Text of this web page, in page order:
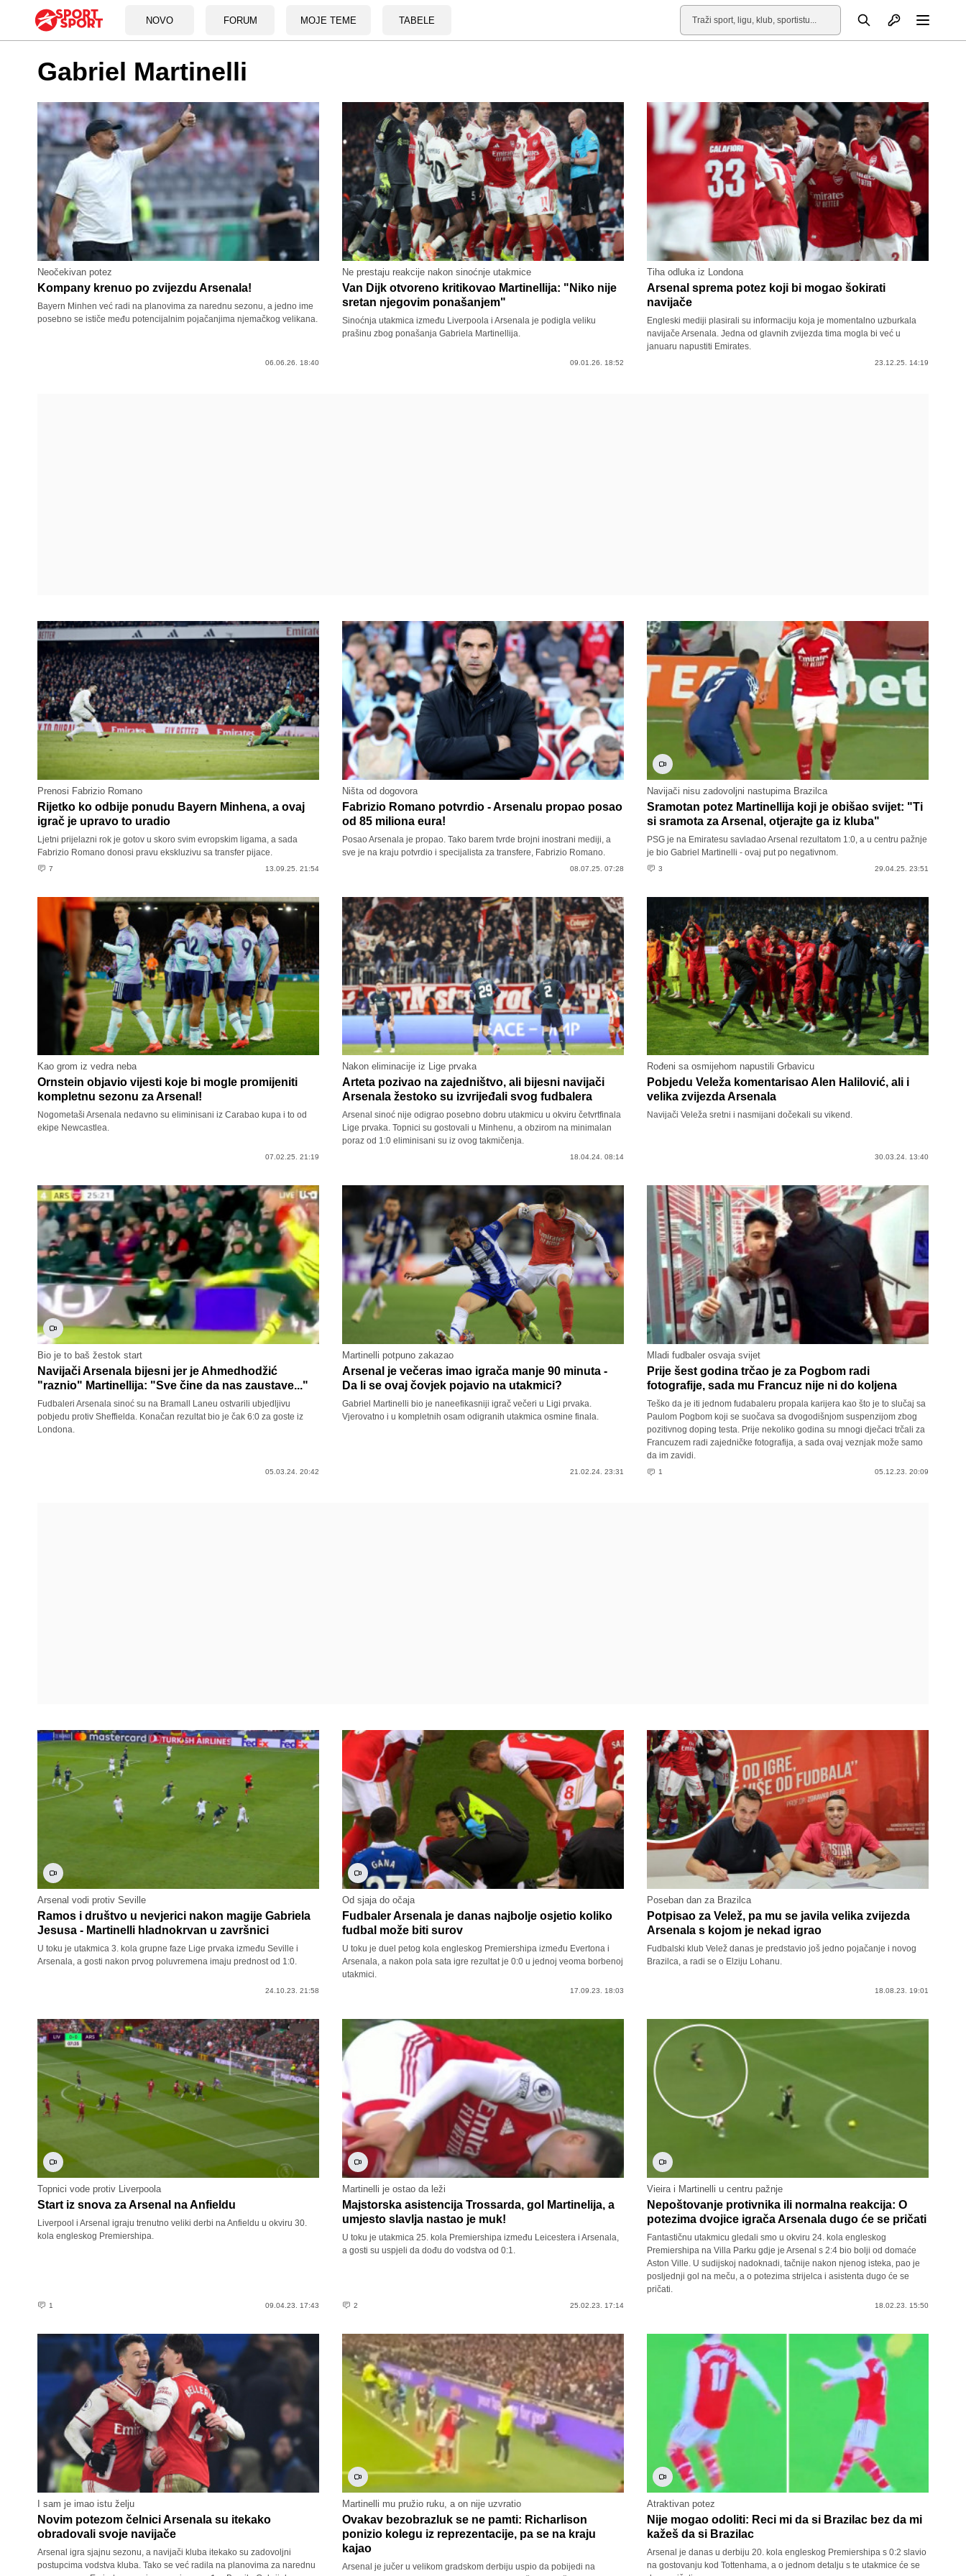
NOVO FORUM MOJE TEME TABELE
Pretraga Otvori profil
Gabriel Martinelli
Neočekivan potez
Kompany krenuo po zvijezdu Arsenala!
Bayern Minhen već radi na planovima za narednu sezonu, a jedno ime
posebno se ističe među potencijalnim pojačanjima njemačkog velikana.
06.06.26. 18:40
Ne prestaju reakcije nakon sinoćnje utakmice
Van Dijk otvoreno kritikovao Martinellija: "Niko nije
sretan njegovim ponašanjem"
Sinoćnja utakmica između Liverpoola i Arsenala je podigla veliku
prašinu zbog ponašanja Gabriela Martinellija.
09.01.26. 18:52
Tiha odluka iz Londona
Arsenal sprema potez koji bi mogao šokirati
navijače
Engleski mediji plasirali su informaciju koja je momentalno uzburkala
navijače Arsenala. Jedna od glavnih zvijezda tima mogla bi već u
januaru napustiti Emirates.
23.12.25. 14:19
Prenosi Fabrizio Romano
Rijetko ko odbije ponudu Bayern Minhena, a ovaj
igrač je upravo to uradio
Ljetni prijelazni rok je gotov u skoro svim evropskim ligama, a sada
Fabrizio Romano donosi pravu ekskluzivu sa transfer pijace.
7 13.09.25. 21:54
Ništa od dogovora
Fabrizio Romano potvrdio - Arsenalu propao posao
od 85 miliona eura!
Posao Arsenala je propao. Tako barem tvrde brojni inostrani mediji, a
sve je na kraju potvrdio i specijalista za transfere, Fabrizio Romano.
08.07.25. 07:28
Navijači nisu zadovoljni nastupima Brazilca
Sramotan potez Martinellija koji je obišao svijet: "Ti
si sramota za Arsenal, otjerajte ga iz kluba"
PSG je na Emiratesu savladao Arsenal rezultatom 1:0, a u centru pažnje
je bio Gabriel Martinelli - ovaj put po negativnom.
3 29.04.25. 23:51
Kao grom iz vedra neba
Ornstein objavio vijesti koje bi mogle promijeniti
kompletnu sezonu za Arsenal!
Nogometaši Arsenala nedavno su eliminisani iz Carabao kupa i to od
ekipe Newcastlea.
07.02.25. 21:19
Nakon eliminacije iz Lige prvaka
Arteta pozivao na zajedništvo, ali bijesni navijači
Arsenala žestoko su izvrijeđali svog fudbalera
Arsenal sinoć nije odigrao posebno dobru utakmicu u okviru četvrtfinala
Lige prvaka. Topnici su gostovali u Minhenu, a obzirom na minimalan
poraz od 1:0 eliminisani su iz ovog takmičenja.
18.04.24. 08:14
Rođeni sa osmijehom napustili Grbavicu
Pobjedu Veleža komentarisao Alen Halilović, ali i
velika zvijezda Arsenala
Navijači Veleža sretni i nasmijani dočekali su vikend.
30.03.24. 13:40
Bio je to baš žestok start
Navijači Arsenala bijesni jer je Ahmedhodžić
"raznio" Martinellija: "Sve čine da nas zaustave..."
Fudbaleri Arsenala sinoć su na Bramall Laneu ostvarili ubjedljivu
pobjedu protiv Sheffielda. Konačan rezultat bio je čak 6:0 za goste iz
Londona.
05.03.24. 20:42
Martinelli potpuno zakazao
Arsenal je večeras imao igrača manje 90 minuta -
Da li se ovaj čovjek pojavio na utakmici?
Gabriel Martinelli bio je naneefikasniji igrač večeri u Ligi prvaka.
Vjerovatno i u kompletnih osam odigranih utakmica osmine finala.
21.02.24. 23:31
Mladi fudbaler osvaja svijet
Prije šest godina trčao je za Pogbom radi
fotografije, sada mu Francuz nije ni do koljena
Teško da je iti jednom fudabaleru propala karijera kao što je to slučaj sa
Paulom Pogbom koji se suočava sa dvogodišnjom suspenzijom zbog
pozitivnog doping testa. Prije nekoliko godina su mnogi dječaci trčali za
Francuzem radi zajedničke fotografija, a sada ovaj veznjak može samo
da im zavidi.
1 05.12.23. 20:09
Arsenal vodi protiv Seville
Ramos i društvo u nevjerici nakon magije Gabriela
Jesusa - Martinelli hladnokrvan u završnici
U toku je utakmica 3. kola grupne faze Lige prvaka između Seville i
Arsenala, a gosti nakon prvog poluvremena imaju prednost od 1:0.
24.10.23. 21:58
Od sjaja do očaja
Fudbaler Arsenala je danas najbolje osjetio koliko
fudbal može biti surov
U toku je duel petog kola engleskog Premiershipa između Evertona i
Arsenala, a nakon pola sata igre rezultat je 0:0 u jednoj veoma borbenoj
utakmici.
17.09.23. 18:03
Poseban dan za Brazilca
Potpisao za Velež, pa mu se javila velika zvijezda
Arsenala s kojom je nekad igrao
Fudbalski klub Velež danas je predstavio još jedno pojačanje i novog
Brazilca, a radi se o Elziju Lohanu.
18.08.23. 19:01
Topnici vode protiv Liverpoola
Start iz snova za Arsenal na Anfieldu
Liverpool i Arsenal igraju trenutno veliki derbi na Anfieldu u okviru 30.
kola engleskog Premiershipa.
1 09.04.23. 17:43
Martinelli je ostao da leži
Majstorska asistencija Trossarda, gol Martinelija, a
umjesto slavlja nastao je muk!
U toku je utakmica 25. kola Premiershipa između Leicestera i Arsenala,
a gosti su uspjeli da dođu do vodstva od 0:1.
2 25.02.23. 17:14
Vieira i Martinelli u centru pažnje
Nepoštovanje protivnika ili normalna reakcija: O
potezima dvojice igrača Arsenala dugo će se pričati
Fantastičnu utakmicu gledali smo u okviru 24. kola engleskog
Premiershipa na Villa Parku gdje je Arsenal s 2:4 bio bolji od domaće
Aston Ville. U sudijskoj nadoknadi, tačnije nakon njenog isteka, pao je
posljednji gol na meču, a o potezima strijelca i asistenta dugo će se
pričati.
18.02.23. 15:50
I sam je imao istu želju
Novim potezom čelnici Arsenala su itekako
obradovali svoje navijače
Arsenal igra sjajnu sezonu, a navijači kluba itekako su zadovoljni
postupcima vodstva kluba. Tako se već radila na planovima za narednu
Martinelli mu pružio ruku, a on nije uzvratio
Ovakav bezobrazluk se ne pamti: Richarlison
ponizio kolegu iz reprezentacije, pa se na kraju
kajao
Arsenal je jučer u velikom gradskom derbiju uspio da pobijedi na
Atraktivan potez
Nije mogao odoliti: Reci mi da si Brazilac bez da mi
kažeš da si Brazilac
Arsenal je danas u derbiju 20. kola engleskog Premiershipa s 0:2 slavio
na gostovanju kod Tottenhama, a o jednom detalju s te utakmice će se